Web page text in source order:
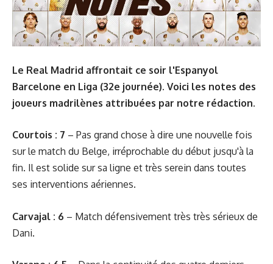
Le Real Madrid affrontait ce soir l'Espanyol
Barcelone en Liga (32e journée). Voici les notes des
joueurs madrilènes attribuées par notre rédaction.
Courtois : 7 – Pas grand chose à dire une nouvelle fois
sur le match du Belge, irréprochable du début jusqu'à la
fin. Il est solide sur sa ligne et très serein dans toutes
ses interventions aériennes.
Carvajal : 6 – Match défensivement très très sérieux de
Dani.